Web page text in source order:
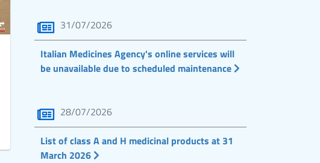
31/07/2026
Italian Medicines Agency's online services will
be unavailable due to scheduled maintenance
28/07/2026
List of class A and H medicinal products at 31
March 2026